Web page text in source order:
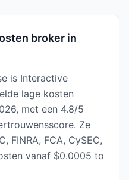
broker in
is Interactive
lage kosten
met een 4.8/5
Ze
FINRA, FCA, CySEC,
vanaf $0.0005 to